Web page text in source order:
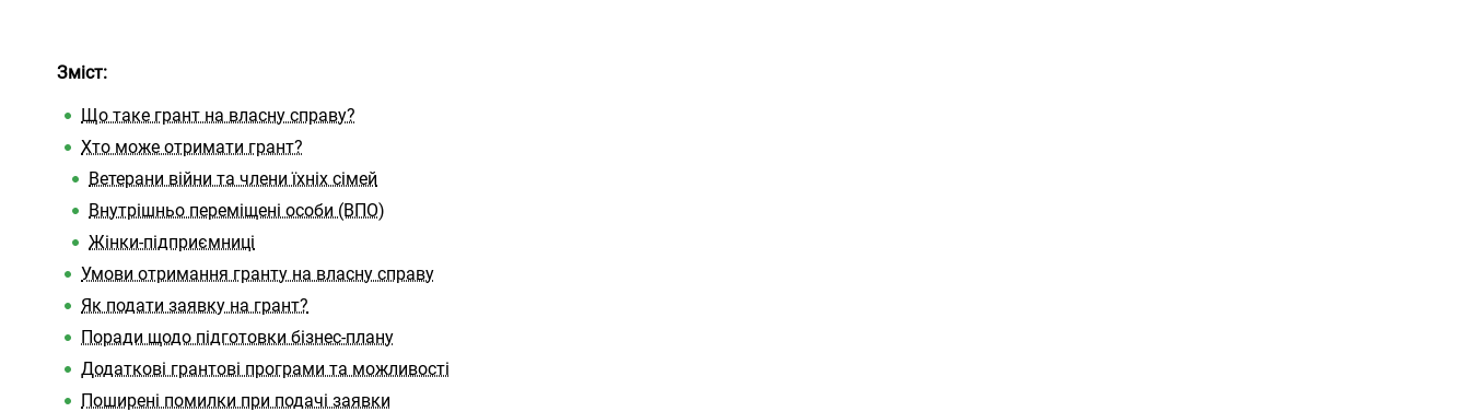
Зміст:
Що таке грант на власну справу?
Хто може отримати грант?
Ветерани війни та члени їхніх сімей
Внутрішньо переміщені особи (ВПО)
Жінки-підприємниці
Умови отримання гранту на власну справу
Як подати заявку на грант?
Поради щодо підготовки бізнес-плану
Додаткові грантові програми та можливості
Поширені помилки при подачі заявки